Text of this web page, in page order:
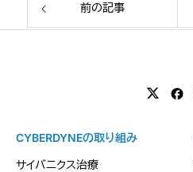
前の記事
CYBERDYNEの取り組み
サイバニクス治療